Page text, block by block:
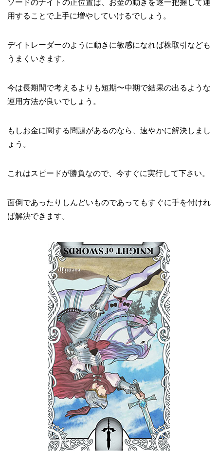
ソードのナイトの正位置は、お金の動きを逐一把握して運
用することで上手に増やしていけるでしょう。
デイトレーダーのように動きに敏感になれば株取引なども
うまくいきます。
今は長期間で考えるよりも短期〜中期で結果の出るような
運用方法が良いでしょう。
もしお金に関する問題があるのなら、速やかに解決しまし
ょう。
これはスピードが勝負なので、今すぐに実行して下さい。
面倒であったりしんどいものであってもすぐに手を付けれ
ば解決できます。